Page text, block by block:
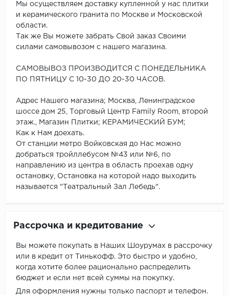
Мы осуществляем доставку купленной у нас плитки
и керамического гранита по Москве и Московской
области.
Так же Вы можете забрать Свой заказ Своими
силами самовывозом с нашего магазина.
САМОВЫВОЗ ПРОИЗВОДИТСЯ С ПОНЕДЕЛЬНИКА
ПО ПЯТНИЦУ С 10-30 ДО 20-30 ЧАСОВ.
Адрес Нашего магазина; Москва, Ленинградское
шоссе дом 25, Торговый Центр Family Room, второй
этаж., Магазин Плитки; КЕРАМИЧЕСКИЙ БУМ;
Как к Нам доехать.
От станции метро Войковская до Нас можно
добраться тройллебусом №43 или №6, по
направлению из центра в область проехав одну
остановку, Остановка на которой надо выходить
называется "Театральный Зал Лебедь".
Рассрочка и кредитование
Вы можете покупать в Наших Шоурумах в рассрочку
или в кредит от Тинькофф. Это быстро и удобно,
когда хотите более рационально распределить
бюджет и если нет всей суммы на покупку.
Для оформления нужны только паспорт и телефон.